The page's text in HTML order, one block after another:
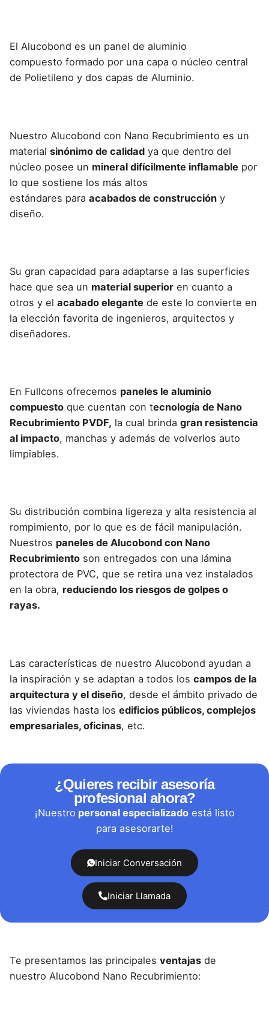
El Alucobond es un panel de aluminio
compuesto formado por una capa o núcleo central
de Polietileno y dos capas de Aluminio.
Nuestro Alucobond con Nano Recubrimiento es un
material sinónimo de calidad ya que dentro del
núcleo posee un mineral difícilmente inflamable por
lo que sostiene los más altos
estándares para acabados de construcción y
diseño.
Su gran capacidad para adaptarse a las superficies
hace que sea un material superior en cuanto a
otros y el acabado elegante de este lo convierte en
la elección favorita de ingenieros, arquitectos y
diseñadores.
En Fullcons ofrecemos paneles le aluminio
compuesto que cuentan con tecnología de Nano
Recubrimiento PVDF, la cual brinda gran resistencia
al impacto, manchas y además de volverlos auto
limpiables.
Su distribución combina ligereza y alta resistencia al
rompimiento, por lo que es de fácil manipulación.
Nuestros paneles de Alucobond con Nano
Recubrimiento son entregados con una lámina
protectora de PVC, que se retira una vez instalados
en la obra, reduciendo los riesgos de golpes o
rayas.
Las características de nuestro Alucobond ayudan a
la inspiración y se adaptan a todos los campos de la
arquitectura y el diseño, desde el ámbito privado de
las viviendas hasta los edificios públicos, complejos
empresariales, oficinas, etc.
¿Quieres recibir asesoría
profesional ahora?
¡Nuestro personal especializadoestá listo
para asesorarte!
Iniciar Conversación
Iniciar Llamada
Te presentamos las principales ventajas de
nuestro Alucobond Nano Recubrimiento: